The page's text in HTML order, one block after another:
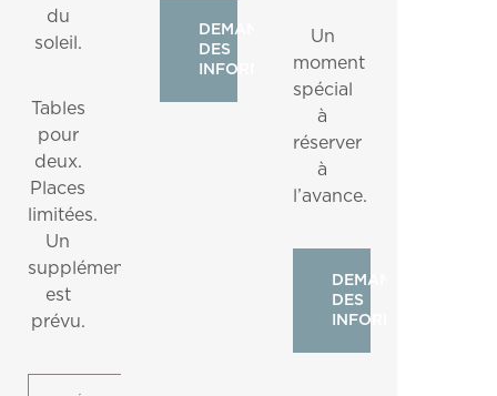
du
soleil.
Tables
pour
deux.
Places
limitées.
Un
supplément
est
prévu.
DEMANDER
DES
INFORMATIONS
Un
moment
spécial
à
réserver
à
l’avance.
DEMANDER
DES
INFORMATIONS